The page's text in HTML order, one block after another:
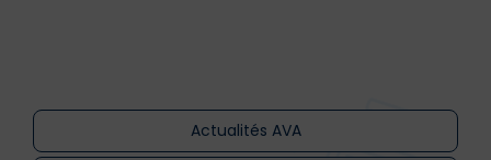
Actualités AVA